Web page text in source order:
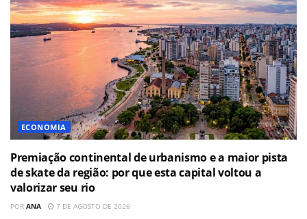
ECONOMIA
Premiação continental de urbanismo e a maior pista
de skate da região: por que esta capital voltou a
valorizar seu rio
POR ANA 7 DE AGOSTO DE 2026